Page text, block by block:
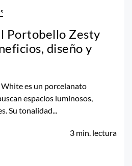
Portobello Zesty
diseño y
es un porcelanato
espacios luminosos,
Su tonalidad...
3 min. lectura